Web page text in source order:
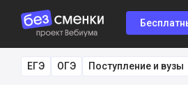
ЕГЭ ОГЭ Поступление и вузы